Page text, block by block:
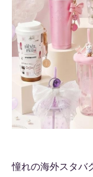
憧れの海外スタバ